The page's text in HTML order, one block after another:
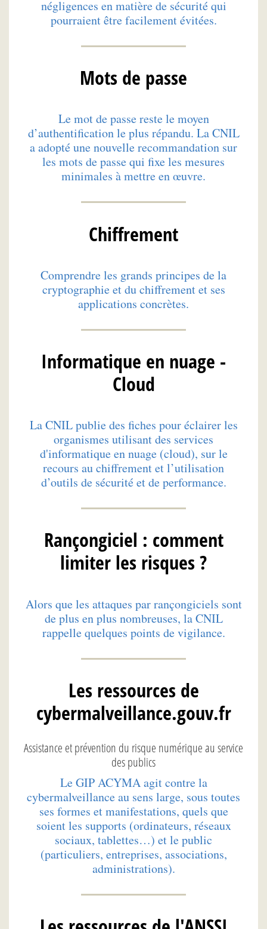
négligences en matière de sécurité qui
pourraient être facilement évitées.
Mots de passe
Le mot de passe reste le moyen
d’authentification le plus répandu. La CNIL
a adopté une nouvelle recommandation sur
les mots de passe qui fixe les mesures
minimales à mettre en œuvre.
Chiffrement
Comprendre les grands principes de la
cryptographie et du chiffrement et ses
applications concrètes.
Informatique en nuage -
Cloud
La CNIL publie des fiches pour éclairer les
organismes utilisant des services
d'informatique en nuage (cloud), sur le
recours au chiffrement et l’utilisation
d’outils de sécurité et de performance.
Rançongiciel : comment
limiter les risques ?
Alors que les attaques par rançongiciels sont
de plus en plus nombreuses, la CNIL
rappelle quelques points de vigilance.
Les ressources de
cybermalveillance.gouv.fr
Assistance et prévention du risque numérique au service
des publics
Le GIP ACYMA agit contre la
cybermalveillance au sens large, sous toutes
ses formes et manifestations, quels que
soient les supports (ordinateurs, réseaux
sociaux, tablettes…) et le public
(particuliers, entreprises, associations,
administrations).